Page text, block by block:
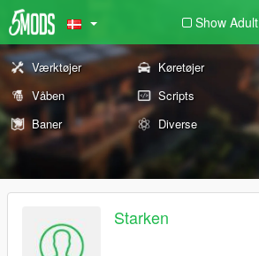
Show Adult
Værktøjer Køretøjer
Våben
Scripts
Baner
Diverse
Starken